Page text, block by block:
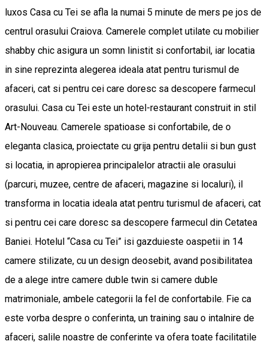
luxos Casa cu Tei se afla la numai 5 minute de mers pe jos de
centrul orasului Craiova. Camerele complet utilate cu mobilier
shabby chic asigura un somn linistit si confortabil, iar locatia
in sine reprezinta alegerea ideala atat pentru turismul de
afaceri, cat si pentru cei care doresc sa descopere farmecul
orasului. Casa cu Tei este un hotel-restaurant construit in stil
Art-Nouveau. Camerele spatioase si confortabile, de o
eleganta clasica, proiectate cu grija pentru detalii si bun gust
si locatia, in apropierea principalelor atractii ale orasului
(parcuri, muzee, centre de afaceri, magazine si localuri), il
transforma in locatia ideala atat pentru turismul de afaceri, cat
si pentru cei care doresc sa descopere farmecul din Cetatea
Baniei. Hotelul “Casa cu Tei” isi gazduieste oaspetii in 14
camere stilizate, cu un design deosebit, avand posibilitatea
de a alege intre camere duble twin si camere duble
matrimoniale, ambele categorii la fel de confortabile. Fie ca
este vorba despre o conferinta, un training sau o intalnire de
afaceri, salile noastre de conferinte va ofera toate facilitatile